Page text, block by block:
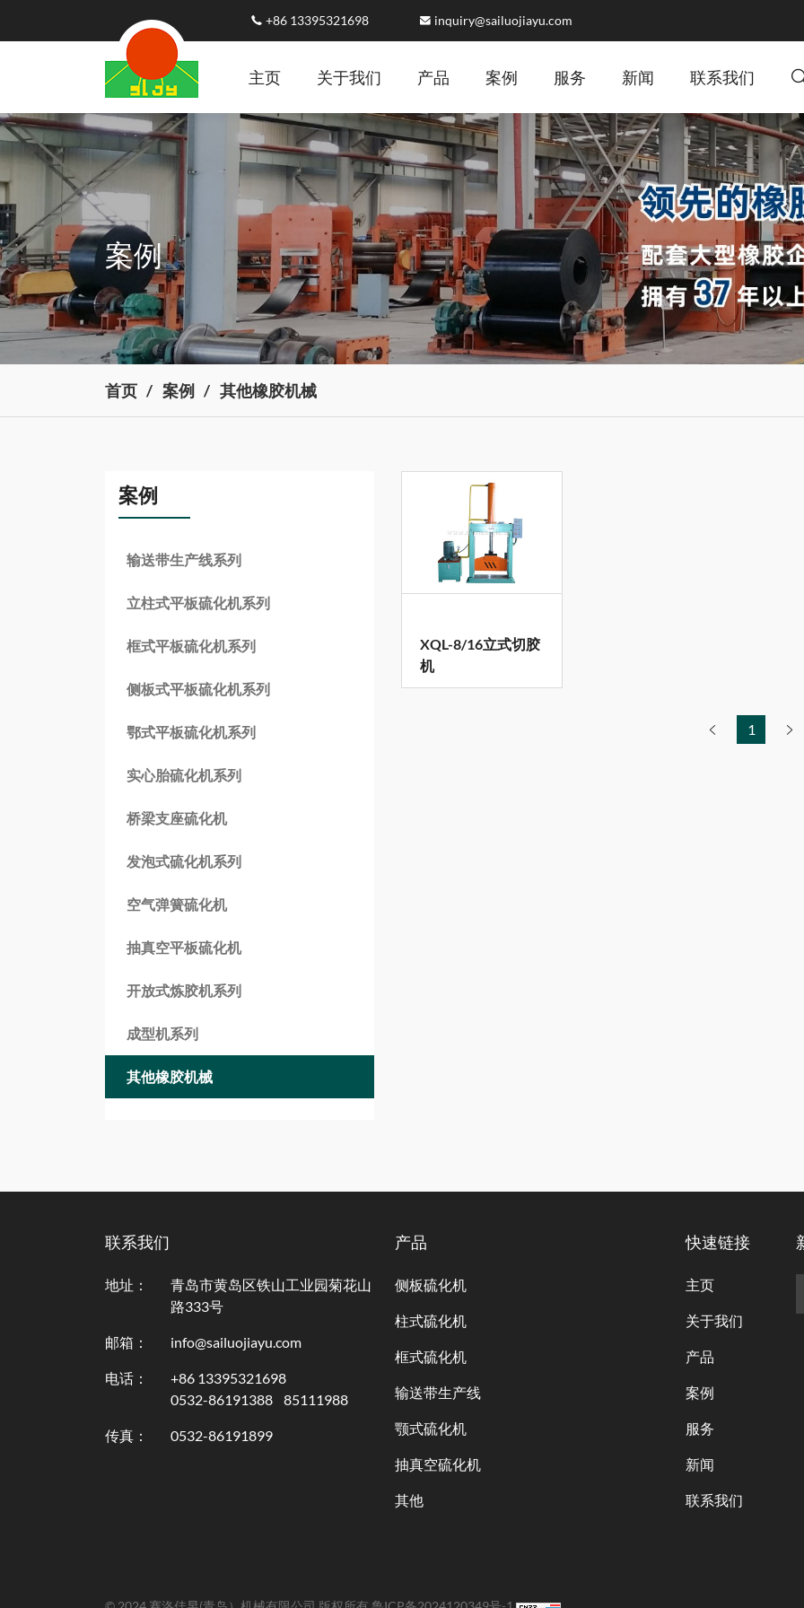
+86 13395321698 inquiry@sailuojiayu.com
主页 关于我们 产品 案例 服务 新闻 联系我们
案例
首页 案例 其他橡胶机械
案例
输送带生产线系列
立柱式平板硫化机系列
框式平板硫化机系列
侧板式平板硫化机系列
鄂式平板硫化机系列
实心胎硫化机系列
桥梁支座硫化机
发泡式硫化机系列
空气弹簧硫化机
抽真空平板硫化机
开放式炼胶机系列
成型机系列
其他橡胶机械
XQL-8/16立式切胶
机
1
联系我们
地址：
青岛市黄岛区铁山工业园菊花山
路333号
邮箱： info@sailuojiayu.com
电话：
+86 13395321698
0532-86191388
85111988
传真： 0532-86191899
产品
侧板硫化机
柱式硫化机
框式硫化机
输送带生产线
颚式硫化机
抽真空硫化机
其他
快速链接
主页
关于我们
产品
案例
服务
新闻
联系我们